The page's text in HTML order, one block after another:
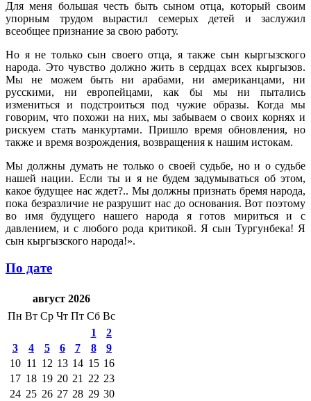
Для меня большая честь быть сыном отца, который своим
упорным трудом вырастил семерых детей и заслужил
всеобщее признание за свою работу.
Но я не только сын своего отца, я также сын кыргызского
народа. Это чувство должно жить в сердцах всех кыргызов.
Мы не можем быть ни арабами, ни американцами, ни
русскими, ни европейцами, как бы мы ни пытались
измениться и подстроиться под чужие образы. Когда мы
говорим, что похожи на них, мы забываем о своих корнях и
рискуем стать манкуртами. Пришло время обновления, но
также и время возрождения, возвращения к нашим истокам.
Мы должны думать не только о своей судьбе, но и о судьбе
нашей нации. Если ты и я не будем задумываться об этом,
какое будущее нас ждет?.. Мы должны признать бремя народа,
пока безразличие не разрушит нас до основания. Вот поэтому
во имя будущего нашего народа я готов мириться и с
давлением, и с любого рода критикой. Я сын Тургунбека! Я
сын кыргызского народа!».
По дате
август 2026
Пн Вт Ср Чт Пт Сб Вс
1
2
3
4 5 6 7 8
9
10 11 12 13 14 15 16
17 18 19 20 21 22 23
24 25 26 27 28 29 30